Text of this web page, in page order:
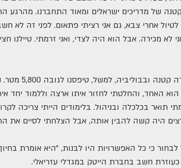
של מדריכים ישראלים ומאוד התחברנו. מהרגע
אחרי צבא, גם אני רציתי פתאום. לפני זה לא
מכירה. אבל הוא היה לצדי, ואני זרמתי. טיילנו
"כן, הייתי
האחד, והחלטתי לחזור איתו ארצה וללמוד יחד
תואר בכלכלה ובניהול. בלימודים הייתי צריכה
היה קשה להבין אותה, אבל הצלחתי לסיים את
חשב בחברת הייטק במגדלי עזריאלי.